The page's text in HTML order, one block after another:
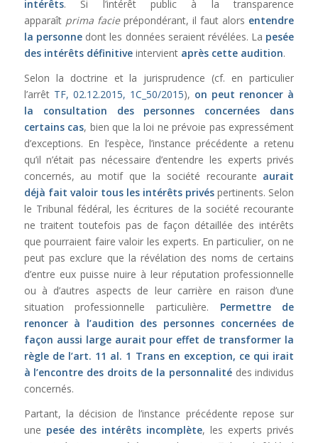
intérêts. Si l’intérêt public à la transparence
apparaît prima facieprépondérant, il faut alors entendre
la personnedont les données seraient révélées. La pesée
des intérêts définitiveintervient après cette audition.
Selon la doctrine et la jurisprudence (cf. en particulier
l’arrêt TF, 02.12.2015, 1C_50/2015), on peut renoncer à
la consultation des personnes concernées dans
certains cas, bien que la loi ne prévoie pas expressément
d’exceptions. En l’espèce, l’instance précédente a retenu
qu’il n’était pas nécessaire d’entendre les experts privés
concernés, au motif que la société recourante aurait
déjà fait valoir tous les intérêts privés pertinents. Selon
le Tribunal fédéral, les écritures de la société recourante
ne traitent toutefois pas de façon détaillée des intérêts
que pourraient faire valoir les experts. En particulier, on ne
peut pas exclure que la révélation des noms de certains
d’entre eux puisse nuire à leur réputation professionnelle
ou à d’autres aspects de leur carrière en raison d’une
situation professionnelle particulière. Permettre de
renoncer à l’audition des personnes concernées de
façon aussi large aurait pour effet de transformer la
règle de l’art. 11 al. 1 Transen exception, ce qui irait
à l’encontre des droits de la personnalitédes individus
concernés.
Partant, la décision de l’instance précédente repose sur
une pesée des intérêts incomplète, les experts privés